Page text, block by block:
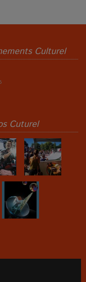
Culturel
Cuturel